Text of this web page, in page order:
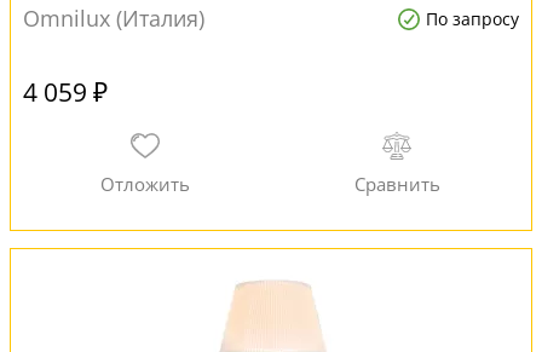
Omnilux (Италия)
По запросу
4 059 ₽